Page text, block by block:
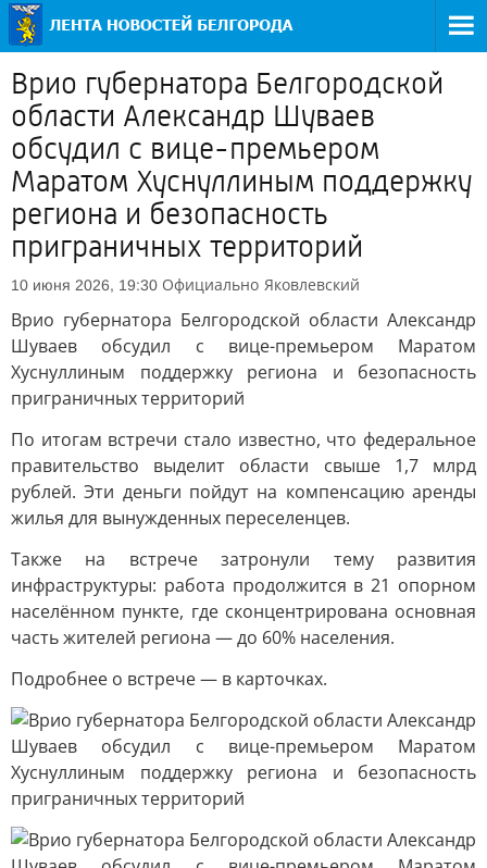
Врио губернатора Белгородской
области Александр Шуваев
обсудил с вице-премьером
Маратом Хуснуллиным поддержку
региона и безопасность
приграничных территорий
10 июня 2026, 19:30 Официально Яковлевский
Врио губернатора Белгородской области Александр
Шуваев обсудил с вице-премьером Маратом
Хуснуллиным поддержку региона и безопасность
приграничных территорий
По итогам встречи стало известно, что федеральное
правительство выделит области свыше 1,7 млрд
рублей. Эти деньги пойдут на компенсацию аренды
жилья для вынужденных переселенцев.
Также на встрече затронули тему развития
инфраструктуры: работа продолжится в 21 опорном
населённом пункте, где сконцентрирована основная
часть жителей региона — до 60% населения.
Подробнее о встрече — в карточках.